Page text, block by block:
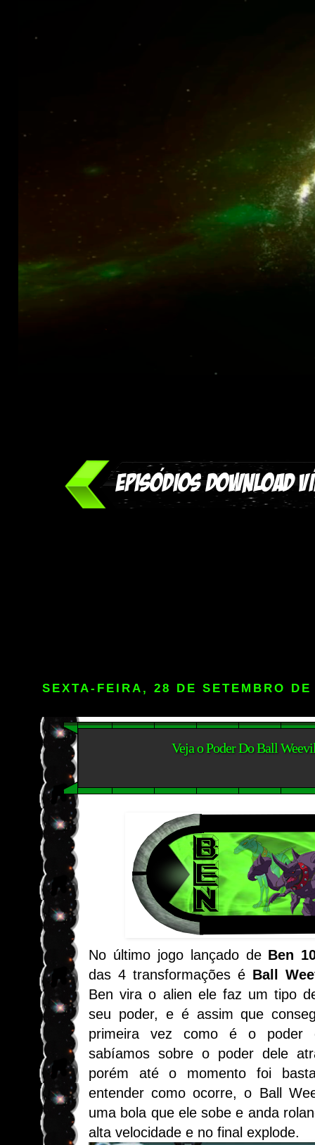
SEXTA-FEIRA, 28 DE SETEMBRO
Veja o Poder Do Ball
No último jogo lançado de Ben
das 4 transformações é Ball
Ben vira o alien ele faz um tipo
seu poder, e é assim que
primeira vez como é o poder
sabíamos sobre o poder dele
porém até o momento foi
entender como ocorre, o Ball
uma bola que ele sobe e anda
alta velocidade e no final explode.